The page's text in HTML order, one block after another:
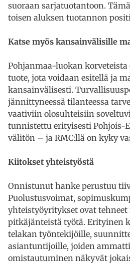
suoraan sarjatuotantoon.
toisen aluksen tuotannon
Katse myös kansainvälisille
Pohjanmaa-luokan korveteista
tuote, jota voidaan esitellä ja
kansainvälisesti.
jännittyneessä tilanteessa
vaativiin olosuhteisiin
tunnistettu erityisesti Pohjois-
välitön – ja RMC:llä on kyky
Kiitokset yhteistyöstä
Onnistunut hanke perustuu
Puolustusvoimat,
yhteistyöyritykset ovat
pitkäjänteistä työtä. Erityinen
telakan työntekijöille,
asiantuntijoille, joiden
omistautuminen näkyvät